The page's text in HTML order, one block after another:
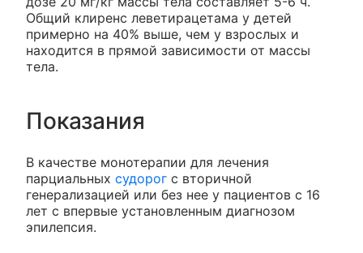
Общий клиренс леветирацетама у детей
примерно на 40% выше, чем у взрослых и
находится в прямой зависимости от массы
тела.
Показания
В качестве монотерапии для лечения
парциальных судорог с вторичной
генерализацией или без нее у пациентов с 16
лет с впервые установленным диагнозом
эпилепсия.